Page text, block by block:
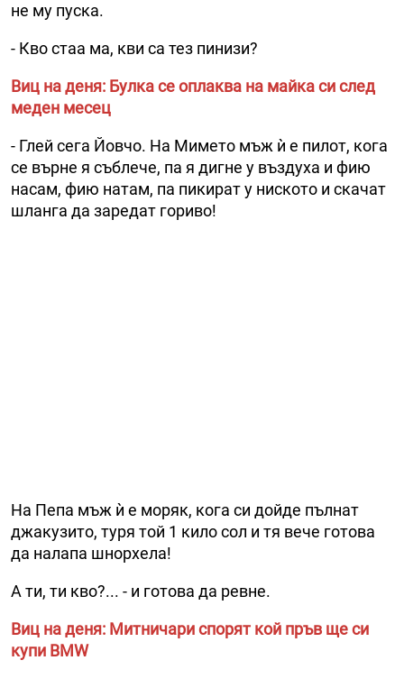
не му пуска.
- Кво стаа ма, кви са тез пинизи?
Виц на деня: Булка се оплаква на майка си след
меден месец
- Глей сега Йовчо. На Мимето мъж ѝ е пилот, кога
се върне я съблече, па я дигне у въздуха и фию
насам, фию натам, па пикират у ниското и скачат
шланга да заредат гориво!
На Пепа мъж ѝ е моряк, кога си дойде пълнат
джакузито, туря той 1 кило сол и тя вече готова
да налапа шнорхела!
А ти, ти кво?... - и готова да ревне.
Виц на деня: Митничари спорят кой пръв ще си
купи BMW